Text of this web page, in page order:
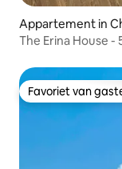
Appartement in
The Erina House -
Favoriet van
Favoriet van